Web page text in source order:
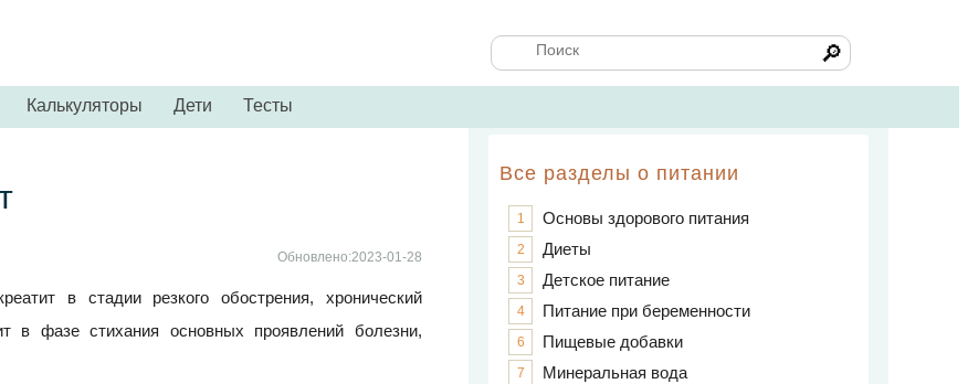
🔎
Калькуляторы Дети Тесты
Обновлено:2023-01-28
в стадии резкого обострения, хронический
в фазе стихания основных проявлений болезни,
Все разделы о питании
1 Основы здорового питания
2 Диеты
3 Детское питание
4 Питание при беременности
6 Пищевые добавки
7 Минеральная вода